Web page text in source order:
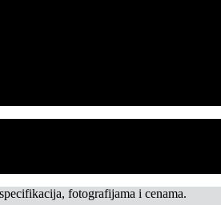
fotografijama i cenama.